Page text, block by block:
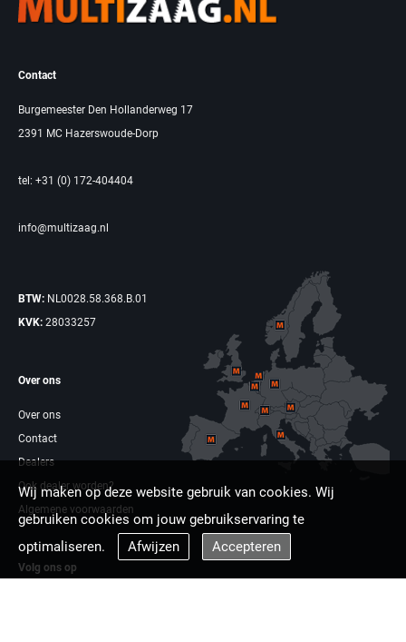
Contact
Burgemeester Den Hollanderweg 17
2391 MC Hazerswoude-Dorp
tel: +31 (0) 172-404404
info@multizaag.nl
BTW: NL0028.58.368.B.01
KVK: 28033257
Over ons
Over ons
Contact
Dealers
Ook dealer worden?
Algemene voorwaarden
Volg ons op
Wij maken op deze website gebruik van cookies. Wij
gebruiken cookies om jouw gebruikservaring te
optimaliseren.
Afwijzen Accepteren